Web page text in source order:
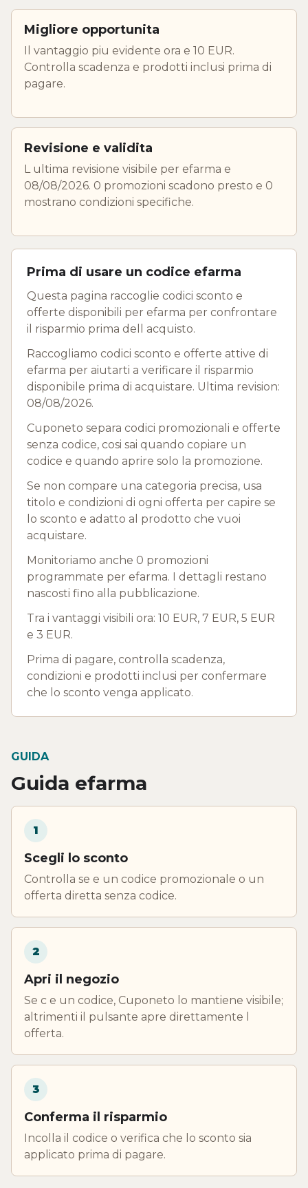
Migliore opportunita
Il vantaggio piu evidente ora e 10 EUR.
Controlla scadenza e prodotti inclusi prima di
pagare.
Revisione e validita
L ultima revisione visibile per efarma e
08/08/2026. 0 promozioni scadono presto e 0
mostrano condizioni specifiche.
Prima di usare un codice efarma
Questa pagina raccoglie codici sconto e
offerte disponibili per efarma per confrontare
il risparmio prima dell acquisto.
Raccogliamo codici sconto e offerte attive di
efarma per aiutarti a verificare il risparmio
disponibile prima di acquistare. Ultima revision:
08/08/2026.
Cuponeto separa codici promozionali e offerte
senza codice, cosi sai quando copiare un
codice e quando aprire solo la promozione.
Se non compare una categoria precisa, usa
titolo e condizioni di ogni offerta per capire se
lo sconto e adatto al prodotto che vuoi
acquistare.
Monitoriamo anche 0 promozioni
programmate per efarma. I dettagli restano
nascosti fino alla pubblicazione.
Tra i vantaggi visibili ora: 10 EUR, 7 EUR, 5 EUR
e 3 EUR.
Prima di pagare, controlla scadenza,
condizioni e prodotti inclusi per confermare
che lo sconto venga applicato.
GUIDA
Guida efarma
1
Scegli lo sconto
Controlla se e un codice promozionale o un
offerta diretta senza codice.
2
Apri il negozio
Se c e un codice, Cuponeto lo mantiene visibile;
altrimenti il pulsante apre direttamente l
offerta.
3
Conferma il risparmio
Incolla il codice o verifica che lo sconto sia
applicato prima di pagare.